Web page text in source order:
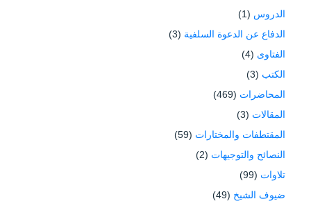
الدروس (1)
الدفاع عن الدعوة السلفية (3)
الفتاوى (4)
الكتب (3)
المحاضرات (469)
المقالات (3)
المقتطفات والمختارات (59)
النصائح والتوجيهات (2)
تلاوات (99)
ضيوف الشيخ (49)